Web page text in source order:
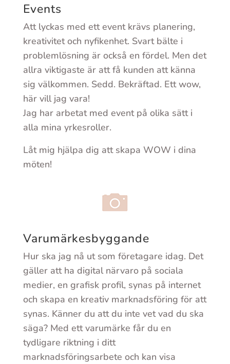
Events
Att lyckas med ett event krävs planering,
kreativitet och nyfikenhet. Svart bälte i
problemlösning är också en fördel. Men det
allra viktigaste är att få kunden att känna
sig välkommen. Sedd. Bekräftad. Ett wow,
här vill jag vara!
Jag har arbetat med event på olika sätt i
alla mina yrkesroller.
Låt mig hjälpa dig att skapa WOW i dina
möten!
Varumärkesbyggande
Hur ska jag nå ut som företagare idag. Det
gäller att ha digital närvaro på sociala
medier, en grafisk profil, synas på internet
och skapa en kreativ marknadsföring för att
synas. Känner du att du inte vet vad du ska
säga? Med ett varumärke får du en
tydligare riktning i ditt
marknadsföringsarbete och kan visa